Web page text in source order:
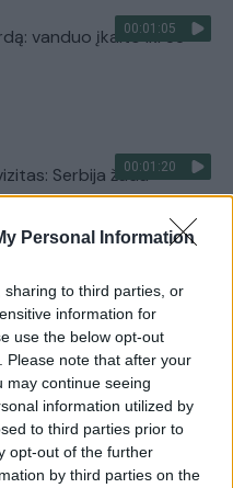
Personal Information
to third parties, or
information for
use the below opt-out
Please note that after your
may continue seeing
information utilized by
to third parties prior to
opt-out of the further
by third parties on the
00:01:05
vanduo įkaito iki 33
00:01:20
Serbija žada
00:00:30